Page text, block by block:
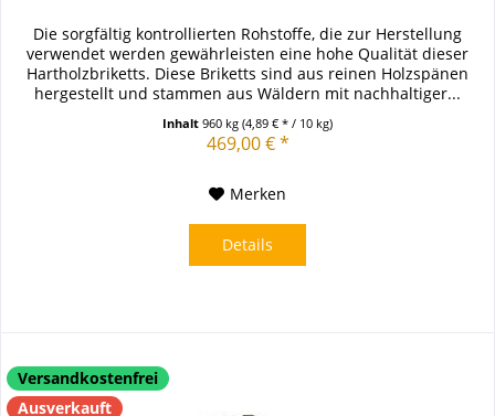
Die sorgfältig kontrollierten Rohstoffe, die zur Herstellung
verwendet werden gewährleisten eine hohe Qualität dieser
Hartholzbriketts. Diese Briketts sind aus reinen Holzspänen
hergestellt und stammen aus Wäldern mit nachhaltiger...
Inhalt960 kg(4,89 € * / 10 kg)
469,00 € *
Merken
Details
Versandkostenfrei
Ausverkauft